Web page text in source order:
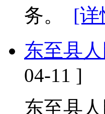
务。 [详
东至县
04-11 ]
东至县